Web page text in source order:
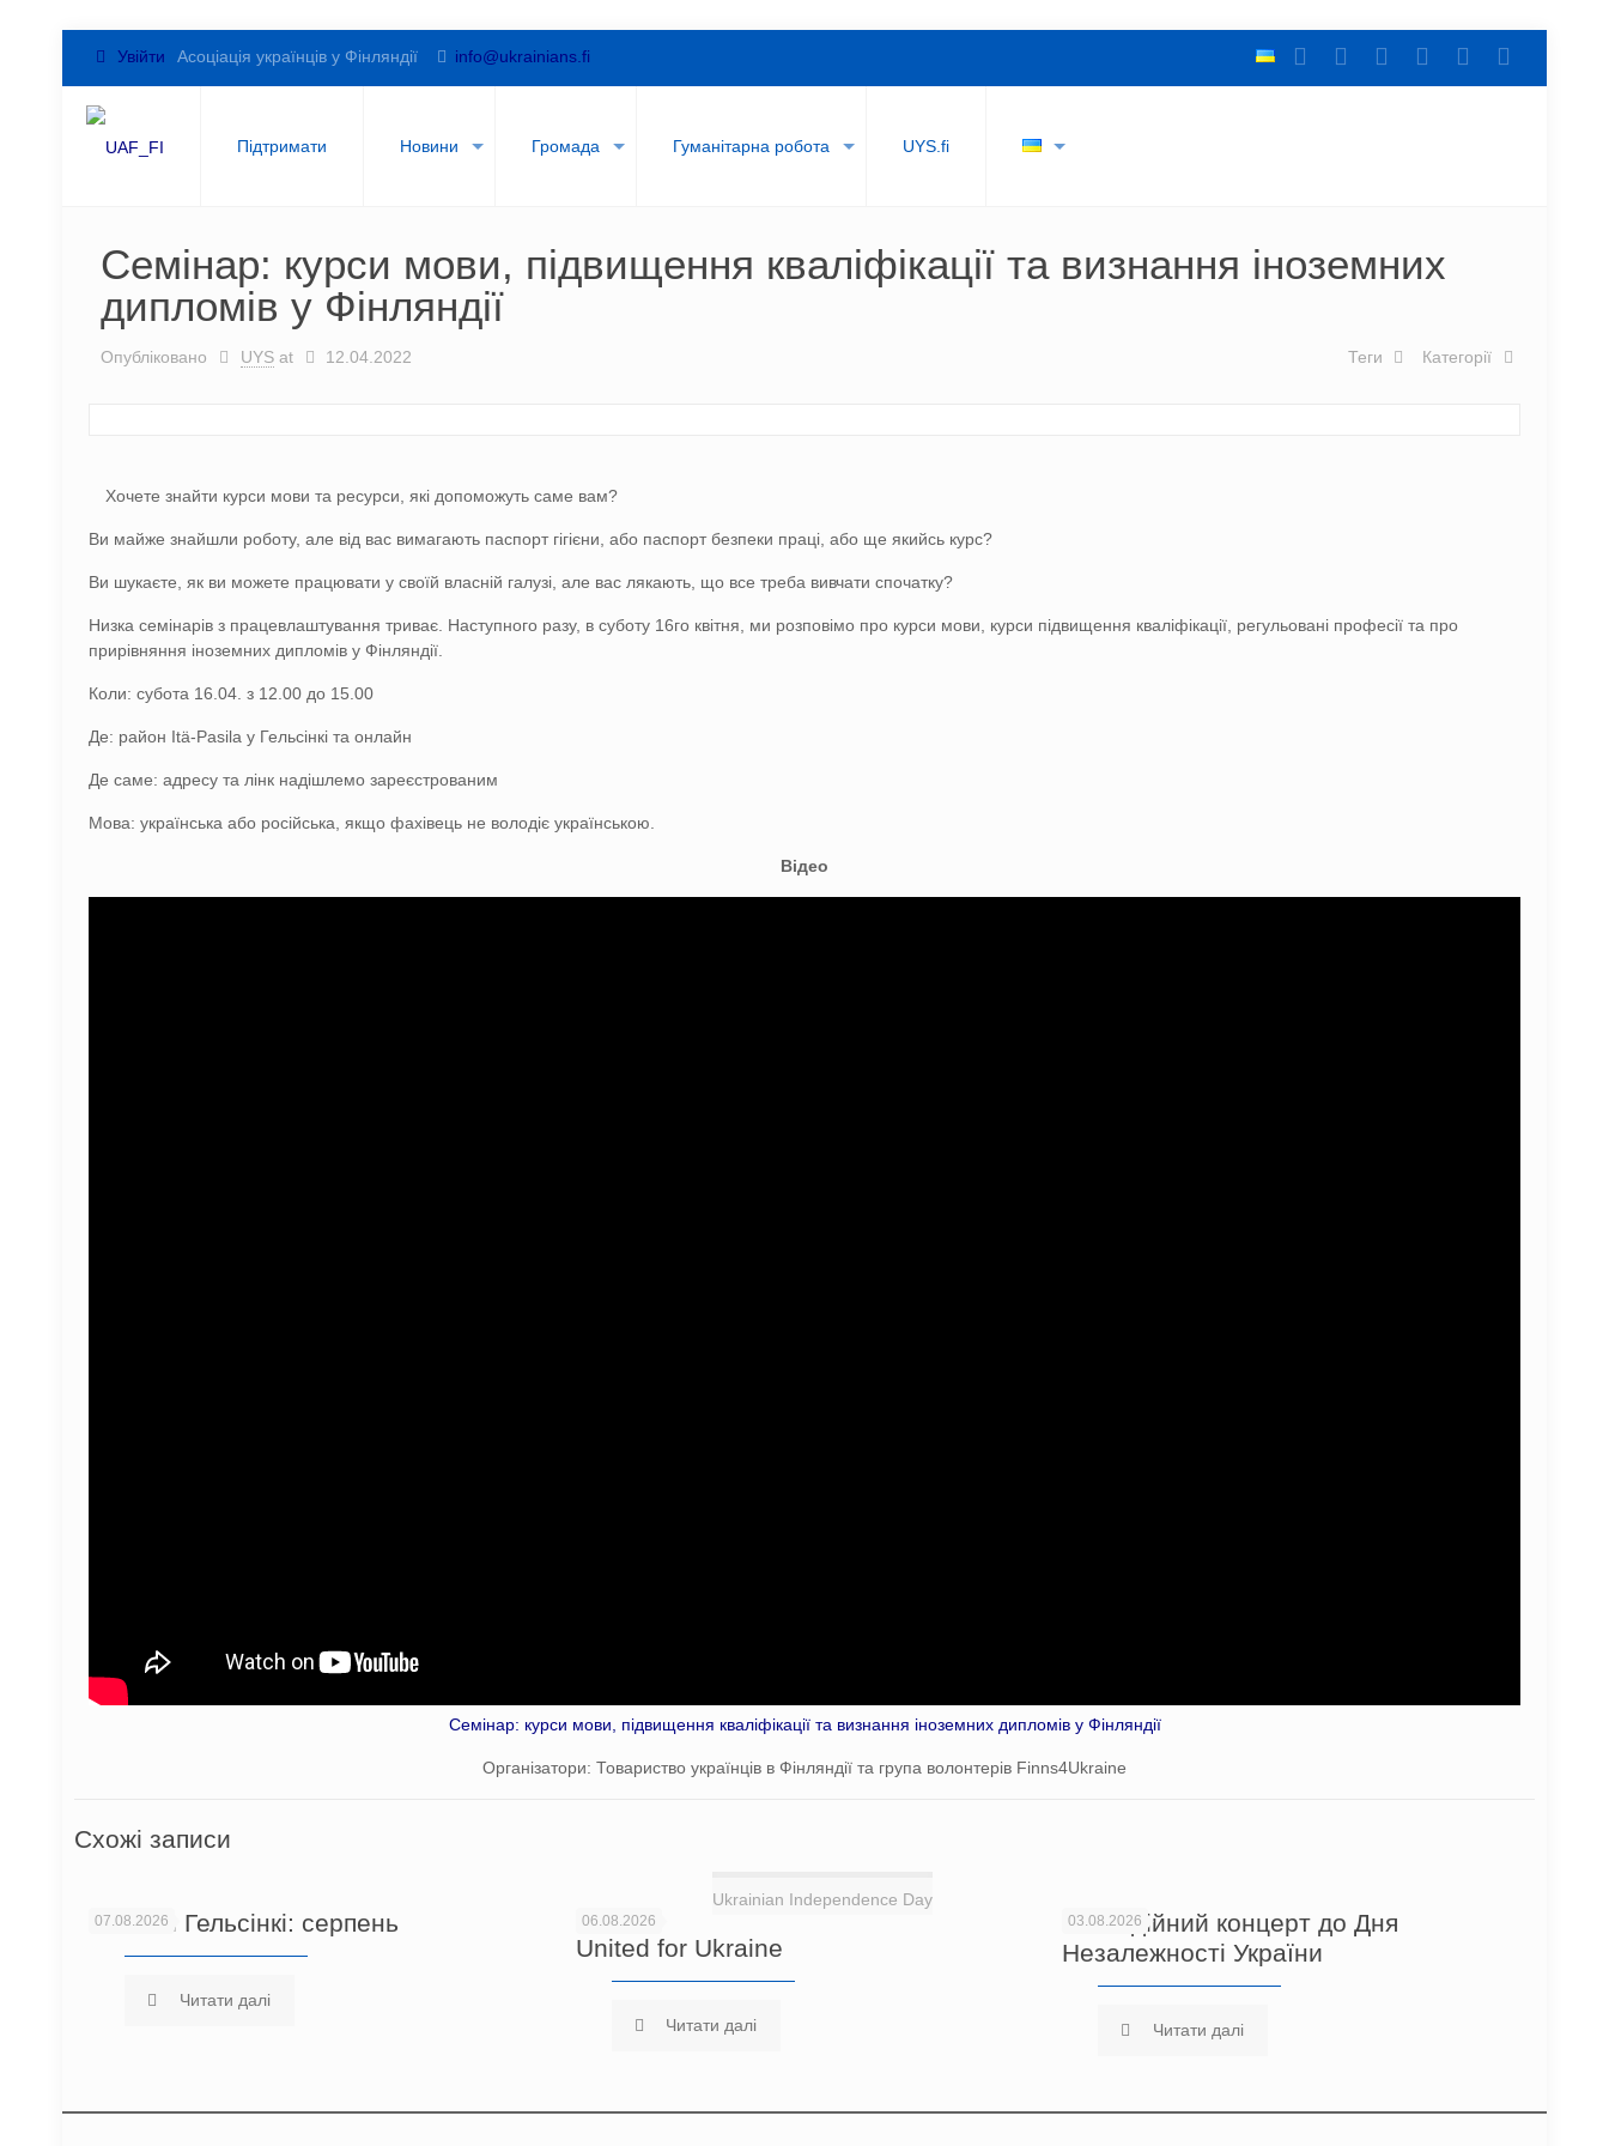
Увійти Асоціація українців у Фінляндії info@ukrainians.fi
Підтримати Новини Громада Гуманітарна робота UYS.fi
Семінар: курси мови, підвищення кваліфікації та визнання іноземних
дипломів у Фінляндії
Опубліковано UYS at 12.04.2022 Категорії
Теги
Хочете знайти курси мови та ресурси, які допоможуть саме вам?
Ви майже знайшли роботу, але від вас вимагають паспорт гігієни, або паспорт безпеки праці, або ще якийсь курс?
Ви шукаєте, як ви можете працювати у своїй власній галузі, але вас лякають, що все треба вивчати спочатку?
Низка семінарів з працевлаштування триває. Наступного разу, в суботу 16го квітня, ми розповімо про курси мови, курси підвищення кваліфікації, регульовані професії та про
прирівняння іноземних дипломів у Фінляндії.
Коли: субота 16.04. з 12.00 до 15.00
Де: район Itä-Pasila у Гельсінкі та онлайн
Де саме: адресу та лінк надішлемо зареєстрованим
Мова: українська або російська, якщо фахівець не володіє українською.
Відео
Семінар: курси мови, підвищення кваліфікації та визнання іноземних дипломів у Фінляндії
Організатори: Товариство українців в Фінляндії та група волонтерів Finns4Ukraine
Схожі записи
07.08.2026
Новини Гельсінкі: серпень
Читати далі
Ukrainian Independence Day
06.08.2026
United for Ukraine
Читати далі
03.08.2026
Благодійний концерт до Дня
Незалежності України
Читати далі